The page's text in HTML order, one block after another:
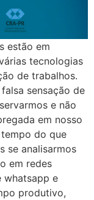
estão em
tecnologias
de trabalhos.
sensação de
e não
em nosso
do que
se analisarmos
em redes
whatsapp e
produtivo,